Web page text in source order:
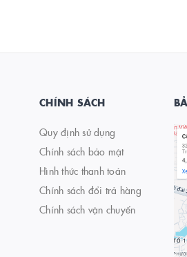
CHÍNH SÁCH
Quy định sử dụng
Chính sách bảo mật
Hình thức thanh toán
Chính sách đổi trả hàng
Chính sách vận chuyển